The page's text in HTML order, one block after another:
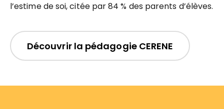
l’estime de soi, citée par 84 % des parents d’élèves.
Découvrir la pédagogie CERENE